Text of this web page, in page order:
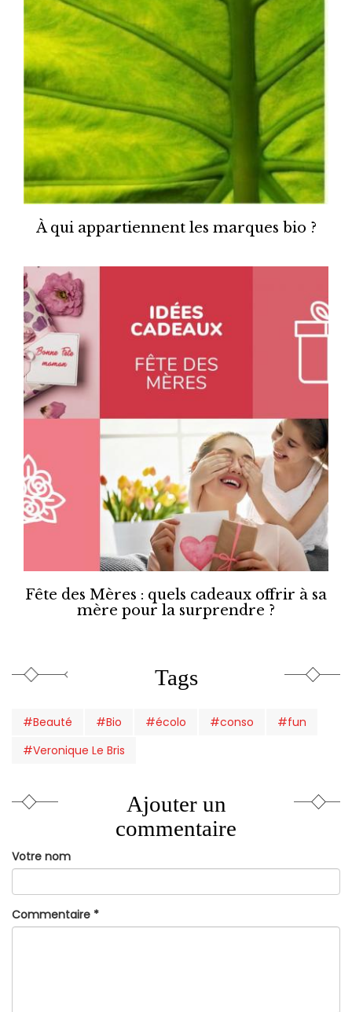
À qui appartiennent les marques bio ?
Fête des Mères : quels cadeaux offrir à sa
mère pour la surprendre ?
Tags
#Beauté #Bio #écolo #conso
#fun
#Veronique Le Bris
Ajouter un
commentaire
Votre nom
Commentaire *